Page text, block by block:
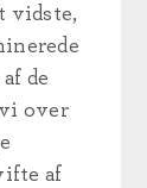
vidste,
de
over
af